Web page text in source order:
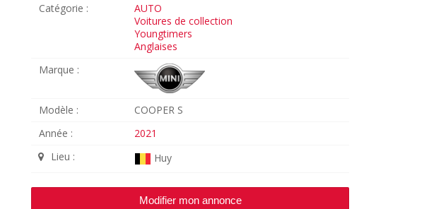
Catégorie :
AUTO
Voitures de collection
Youngtimers
Anglaises
Marque :
Modèle :
COOPER S
Année :
2021
Lieu :
Huy
Modifier mon annonce